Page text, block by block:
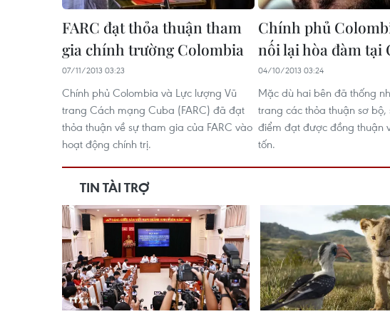
FARC đạt thỏa thuận tham
gia chính trường Colombia
07/11/2013 03:23
Chính phủ Colombia và Lực lượng Vũ
trang Cách mạng Cuba (FARC) đã đạt
thỏa thuận về sự tham gia của FARC vào
hoạt động chính trị.
Chính phủ
nối lại hòa đàm tại
04/10/2013 03:24
Mặc dù hai bên đã thống
trang các thỏa thuận sơ bộ,
điểm đạt được đồng thuận
tốn.